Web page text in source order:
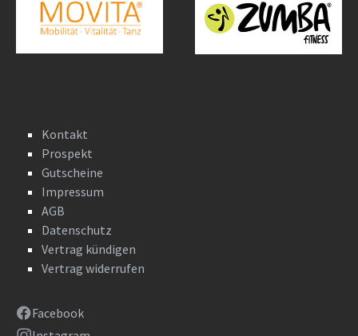
Kontakt
Prospekt
Gutscheine
Impressum
AGB
Datenschutz
Vertrag kündigen
Vertrag widerrufen
Facebook